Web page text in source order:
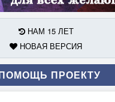
НАМ 15 ЛЕТ
НОВАЯ ВЕРСИЯ
ПРОЕКТУ